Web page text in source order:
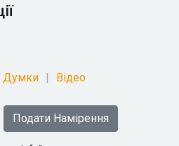
Думки Відео
Подати Намірення